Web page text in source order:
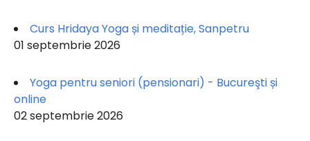
Curs Hridaya Yoga și meditație, Sanpetru
01 septembrie 2026
Yoga pentru seniori (pensionari) - Bucureşti și
online
02 septembrie 2026